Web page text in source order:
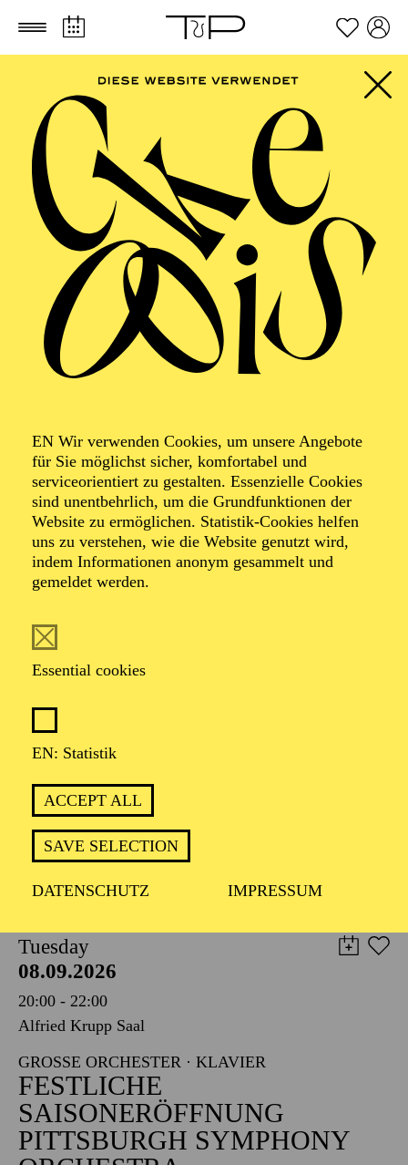
Zum Hauptinhalt springen Zum Footer springen
EN Wir verwenden Cookies, um unsere Angebote
für Sie möglichst sicher, komfortabel und
serviceorientiert zu gestalten. Essenzielle Cookies
sind unentbehrlich, um die Grundfunktionen der
Website zu ermöglichen. Statistik-Cookies helfen
uns zu verstehen, wie die Website genutzt wird,
indem Informationen anonym gesammelt und
gemeldet werden.
Essential cookies
EN: Statistik
ACCEPT ALL
SAVE SELECTION
DATENSCHUTZ IMPRESSUM
FILTER
SEPTEMBER 2026
PHILHARMONIE ESSEN
Friday
04.09.2026
20:00 - 23:00
Alfried Krupp Saal
Organiser: Theater-, Konzert- u. Gastspieldirektion OTTO
HOFNER GMBH
TICKETS
55,20 52,70€
EN: SCHAUSPIEL ESSEN
05.09.2026
19:30 - 21:30
BLICK AUF DEN IRAN –
STIMMEN ZUR AKTUELLEN
LAGE
TICKETS
8,00€
Tuesday
08.09.2026
20:00 - 22:00
Alfried Krupp Saal
GROSSE ORCHESTER · KLAVIER
FESTLICHE
SAISONERÖFFNUNG
PITTSBURGH SYMPHONY